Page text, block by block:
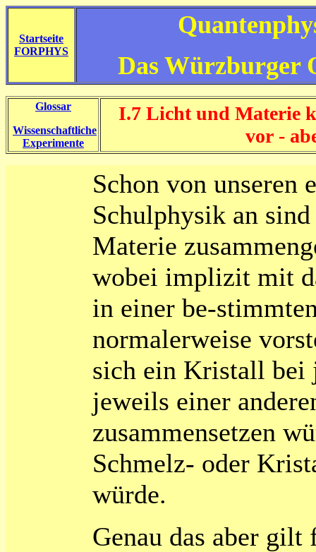
Startseite
FORPHYS
Das Würzburger
Glossar
Wissenschaftliche
Experimente
I.7 Licht und Materie
vor -
Schon von unseren
Schulphysik an
Materie
wobei implizit mit
in einer be-
normalerweise
sich ein Kristall bei
jeweils einer
zusammensetzen
Schmelz- oder
würde.
Genau das aber